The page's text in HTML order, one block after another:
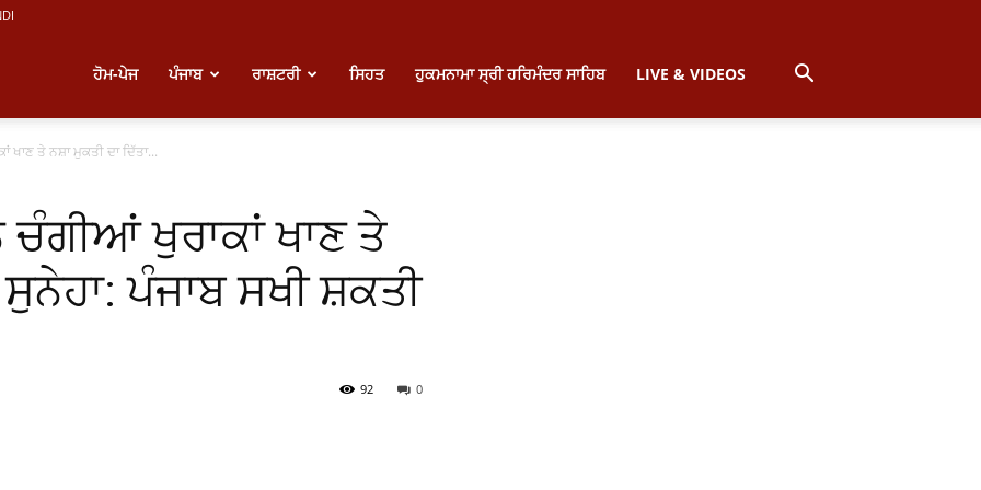
ਹੋਮ-ਪੇਜ ਪੰਜਾਬ ਰਾਸ਼ਟਰੀ ਸਿਹਤ ਹੁਕਮਨਾਮਾ ਸ੍ਰੀ ਹਰਿਮੰਦਰ ਸਾਹਿਬ LIVE & VIDEOS
ਖਾਣ ਤੇ ਨਸ਼ਾ ਮੁਕਤੀ ਦਾ ਦਿੱਤਾ...
ਚੰਗੀਆਂ ਖੁਰਾਕਾਂ ਖਾਣ ਤੇ
ਪੰਜਾਬ ਸਖੀ ਸ਼ਕਤੀ
0
92